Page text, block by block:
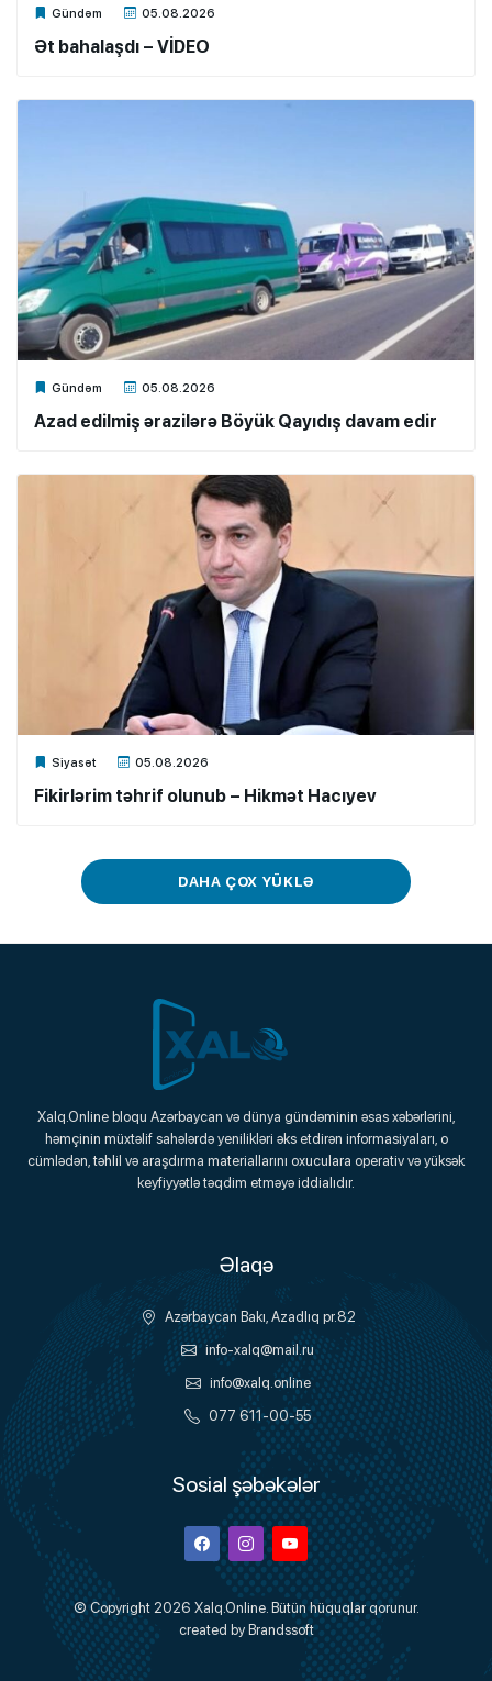
Gündəm 05.08.2026
Xalq.Online
Ət bahalaşdı – VİDEO
Gündəm 05.08.2026
Xalq.Online
Azad edilmiş ərazilərə Böyük Qayıdış davam edir
Siyasət 05.08.2026
Xalq.Online
Fikirlərim təhrif olunub – Hikmət Hacıyev
DAHA ÇOX YÜKLƏ
Xalq.Online
Onlayn Platforma
Xalq.Online bloqu Azərbaycan və dünya gündəminin əsas xəbərlərini,
həmçinin müxtəlif sahələrdə yenilikləri əks etdirən informasiyaları, o
cümlədən, təhlil və araşdırma materiallarını oxuculara operativ və yüksək
keyfiyyətlə təqdim etməyə iddialıdır.
Əlaqə
Azərbaycan Bakı, Azadlıq pr.82
info-xalq@mail.ru
info@xalq.online
077 611-00-55
Sosial şəbəkələr
FacebookInstagramYoutube
© Copyright 2026 Xalq.Online. Bütün hüquqlar qorunur.
created by Brandssoft